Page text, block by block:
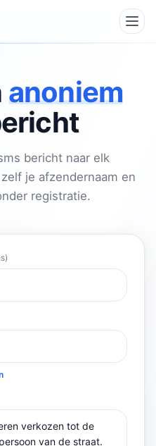
anoniem
bericht naar elk
je afzendernaam en
registratie.